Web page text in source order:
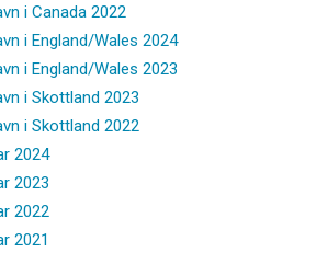
i Canada 2022
i England/Wales 2024
i England/Wales 2023
i Skottland 2023
i Skottland 2022
2024
2023
2022
2021